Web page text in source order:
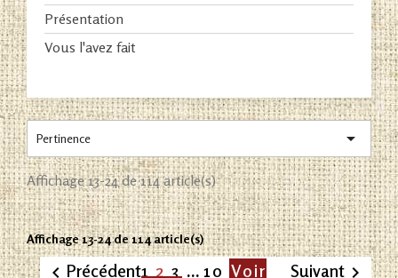
Présentation
Vous l'avez fait
Pertinence 
Affichage 13-24 de 114 article(s)
Affichage 13-24 de 114 article(s)
 Précédent123 … 10 Suivant 
Voir